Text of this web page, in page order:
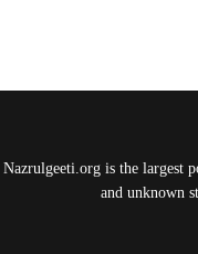
Nazrulgeeti.org is the largest
and unknown